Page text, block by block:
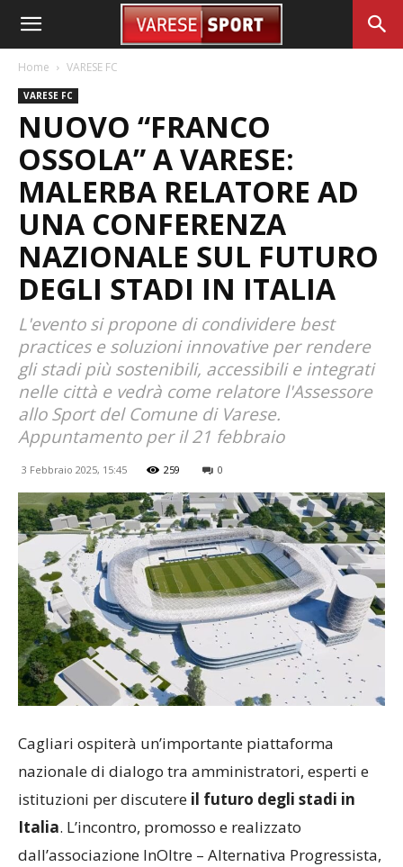
Home VARESE FC
VARESE FC
NUOVO “FRANCO
OSSOLA” A VARESE:
MALERBA RELATORE AD
UNA CONFERENZA
NAZIONALE SUL FUTURO
DEGLI STADI IN ITALIA
L'evento si propone di condividere best
practices e soluzioni innovative per rendere
gli stadi più sostenibili, accessibili e integrati
nelle città e vedrà come relatore l'Assessore
allo Sport del Comune di Varese.
Appuntamento per il 21 febbraio
3 Febbraio 2025, 15:45 259 0
Cagliari ospiterà un’importante piattaforma
nazionale di dialogo tra amministratori, esperti e
istituzioni per discutere il futuro degli stadi in
Italia. L’incontro, promosso e realizzato
dall’associazione InOltre – Alternativa Progressista,